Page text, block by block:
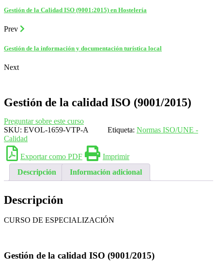
Gestión de la Calidad ISO (9001:2015) en Hostelería
Prev
Gestión de la información y documentación turística local
Next
Gestión de la calidad ISO (9001/2015)
Preguntar sobre este curso
SKU: EVOL-1659-VTP-A Etiqueta: Normas ISO/UNE -
Calidad
Exportar como PDF
Imprimir
Descripción
Información adicional
Descripción
CURSO DE ESPECIALIZACIÓN
Gestión de la calidad ISO (9001/2015)